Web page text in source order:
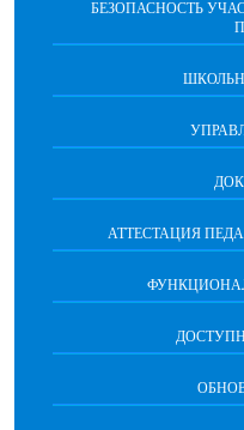
БЕЗОПАСНОСТЬ
АТТЕСТАЦИЯ